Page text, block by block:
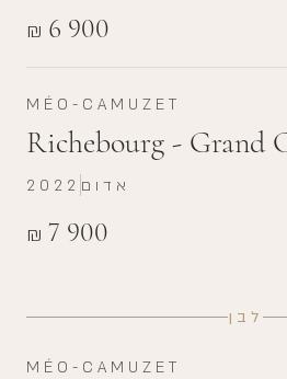
₪ 6 900
MÉO-CAMUZET
Richebourg - Grand
₪ 7 900
2022 אדום
לבן
MÉO-CAMUZET